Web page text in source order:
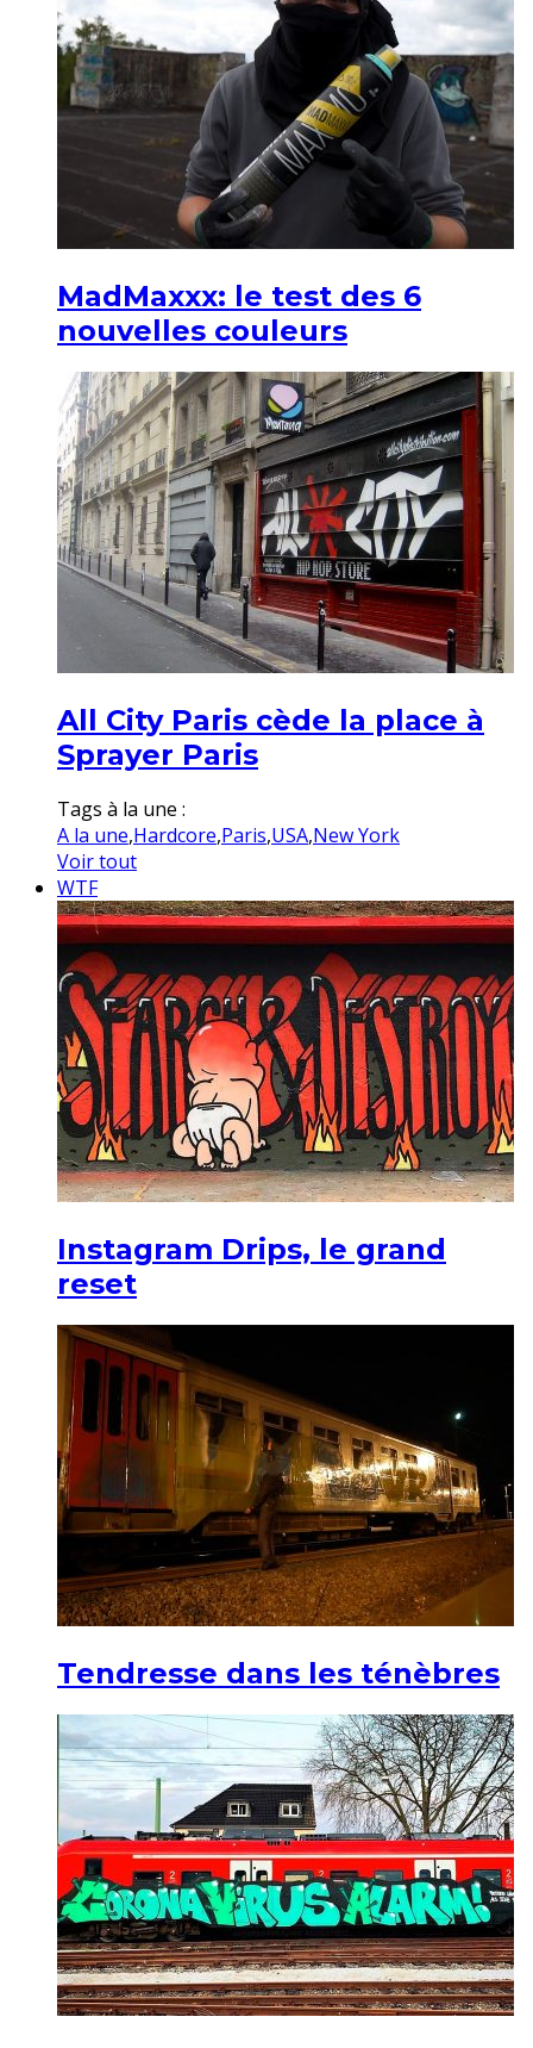
MadMaxxx: le test des 6
nouvelles couleurs
All City Paris cède la place à
Sprayer Paris
Tags à la une :
A la une,Hardcore,Paris,USA,New York
Voir tout
WTF
Instagram Drips, le grand
reset
Tendresse dans les ténèbres